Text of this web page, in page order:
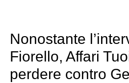
Nonostante
Fiorello, Affari
perdere contro